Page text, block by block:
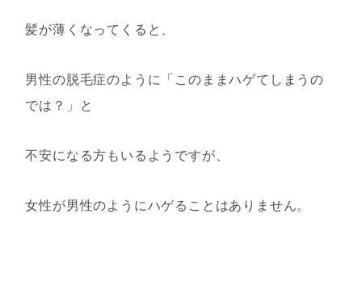
髪が薄くなってくると、
男性の脱毛症のように「このままハゲてしまうの
では？」と
不安になる方もいるようですが、
女性が男性のようにハゲることはありません。